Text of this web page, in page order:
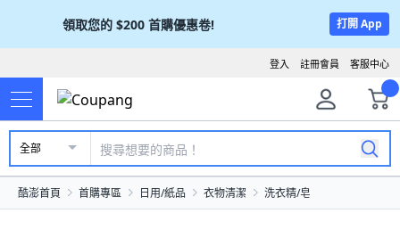
領取您的 $200 首購優惠卷! 打開 App
客服中心
註冊會員
登入
全部
酷澎首頁 首購專區 日用/紙品 衣物清潔 洗衣精/皂